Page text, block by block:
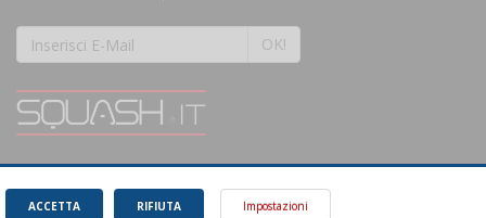
OK!
magnifico sport.
Leggi
RIFIUTA
ACCETTA Impostazioni